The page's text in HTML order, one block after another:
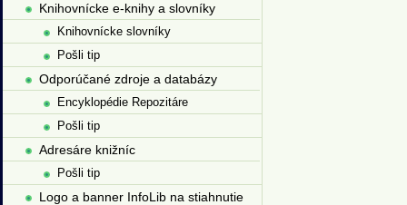
Knihovnícke e-knihy a slovníky
Knihovnícke slovníky
Pošli tip
Odporúčané zdroje a databázy
Encyklopédie Repozitáre
Pošli tip
Adresáre knižníc
Pošli tip
Logo a banner InfoLib na stiahnutie